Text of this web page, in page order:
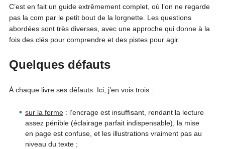
C’est en fait un guide extrêmement complet, où l’on ne regarde
pas la com par le petit bout de la lorgnette. Les questions
abordées sont très diverses, avec une approche qui donne à la
fois des clés pour comprendre et des pistes pour agir.
Quelques défauts
À chaque livre ses défauts. Ici, j’en vois trois :
sur la forme: l’encrage est insuffisant, rendant la lecture
assez pénible (éclairage parfait indispensable), la mise
en page est confuse, et les illustrations vraiment pas au
niveau du texte ;